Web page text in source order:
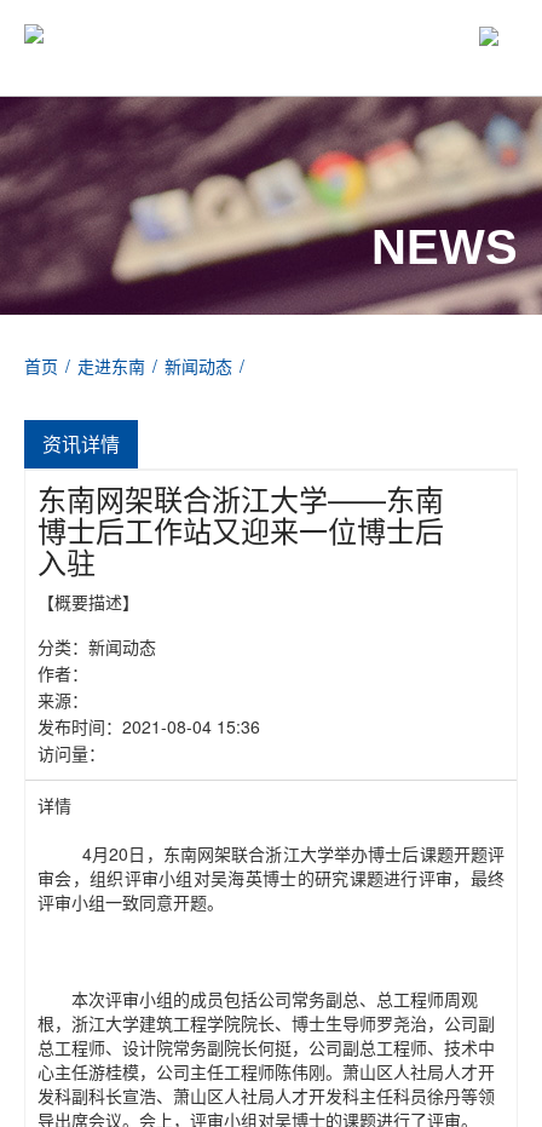
NEWS
首页 / 走进东南 / 新闻动态 /
资讯详情
东南网架联合浙江大学——东南
博士后工作站又迎来一位博士后
入驻
【概要描述】
分类： 新闻动态
作者：
来源：
发布时间： 2021-08-04 15:36
访问量：
详情
4月20日，东南网架联合浙江大学举办博士后课题开题评
审会，组织评审小组对吴海英博士的研究课题进行评审，最终
评审小组一致同意开题。
本次评审小组的成员包括公司常务副总、总工程师周观
根，浙江大学建筑工程学院院长、博士生导师罗尧治，公司副
总工程师、设计院常务副院长何挺，公司副总工程师、技术中
心主任游桂模，公司主任工程师陈伟刚。萧山区人社局人才开
发科副科长宣浩、萧山区人社局人才开发科主任科员徐丹等领
导出席会议。会上，评审小组对吴博士的课题进行了评审。